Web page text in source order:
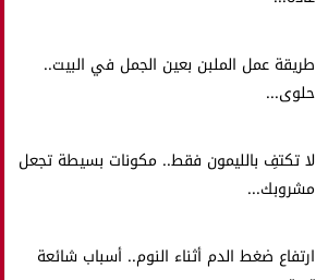
طريقة عمل الملبن بعين الجمل في البيت..
حلوى...
لا تكتفِ بالليمون فقط.. مكونات بسيطة تجعل
مشروبك...
ارتفاع ضغط الدم أثناء النوم.. أسباب شائعة